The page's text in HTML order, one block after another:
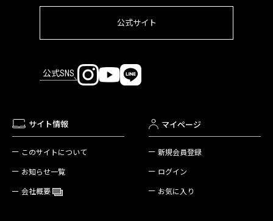
公式サイト
公式SNS
サイト情報
このサイトについて
お知らせ一覧
会社概要
マイページ
新規会員登録
ログイン
お気に入り